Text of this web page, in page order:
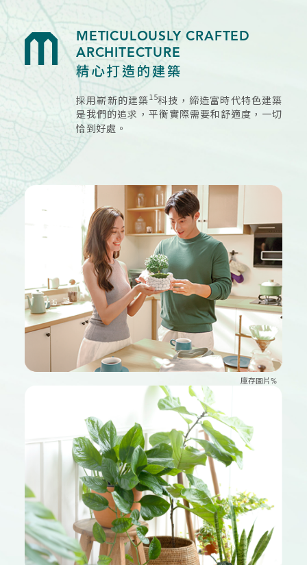
庫存圖片%
METICULOUSLY CRAFTED
ARCHITECTURE
精心打造的建築
採用嶄新的建築15科技，締造富時代特色建築
是我們的追求，平衡實際需要和舒適度，一切
恰到好處。